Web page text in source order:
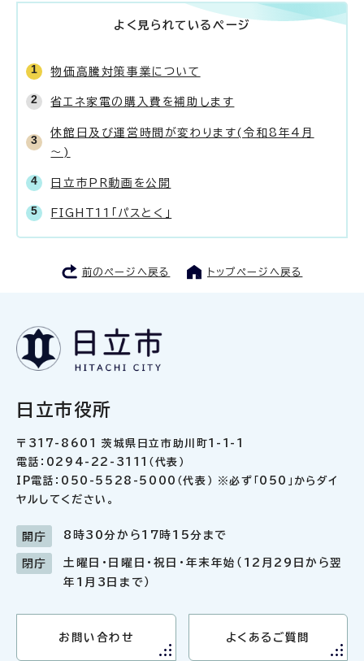
よく見られているページ
物価高騰対策事業について
省エネ家電の購入費を補助します
休館日及び運営時間が変わります(令和8年4月
～)
日立市PR動画を公開
FIGHT11「パスとく」
前のページへ戻る トップページへ戻る
日立市役所
〒317-8601 茨城県日立市助川町1-1-1
電話：0294-22-3111（代表）
IP電話：050-5528-5000（代表） ※必ず「050」からダイ
ヤルしてください。
開庁 8時30分から17時15分まで
閉庁
土曜日・日曜日・祝日・年末年始（12月29日から翌
年1月3日まで）
お問い合わせ よくあるご質問